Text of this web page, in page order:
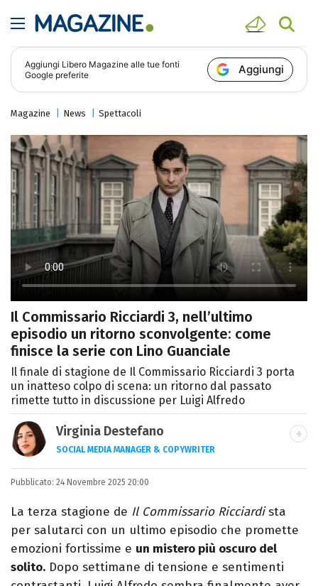
Aggiungi Libero Magazine alle tue fonti
Google preferite
Aggiungi
Magazine News Spettacoli
Il Commissario Ricciardi 3, nell’ultimo
episodio un ritorno sconvolgente: come
finisce la serie con Lino Guanciale
Il finale di stagione de Il Commissario Ricciardi 3 porta
un inatteso colpo di scena: un ritorno dal passato
rimette tutto in discussione per Luigi Alfredo
Virginia Destefano
SOCIAL MEDIA MANAGER & COPYWRITER
Una passione smisurata per le serie TV.
videomaking e scrittura sono il mio
passatempo preferito.
Pubblicato: 24 Novembre 2025 20:00
La terza stagione de Il Commissario Ricciardista
per salutarci con un ultimo episodio che promette
emozioni fortissime e un mistero più oscuro del
solito. Dopo settimane di tensione e sentimenti